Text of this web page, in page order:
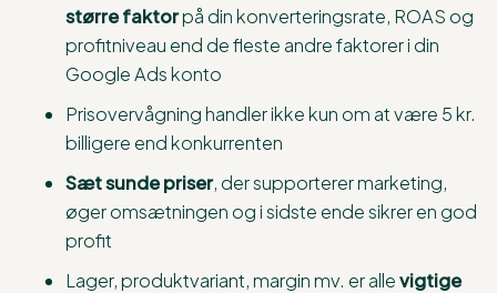
større faktorpå din konverteringsrate, ROAS og
profitniveau end de fleste andre faktorer i din
Google Ads konto
Prisovervågning handler ikke kun om at være 5 kr.
billigere end konkurrenten
Sæt sundepriser, der supporterer marketing,
øger omsætningen og i sidste ende sikrer en god
profit
Lager, produktvariant, margin mv. er allevigtige